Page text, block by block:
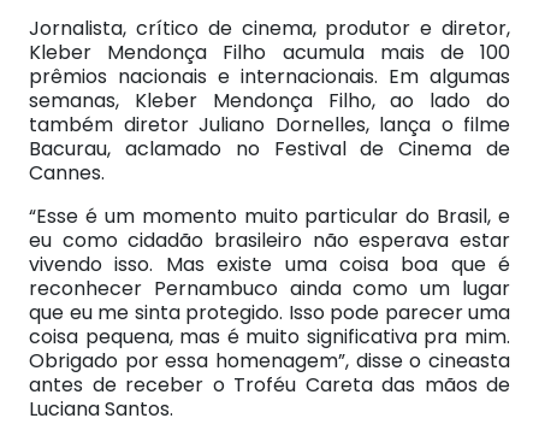
Jornalista, crítico de cinema, produtor e diretor,
Kleber Mendonça Filho acumula mais de 100
prêmios nacionais e internacionais. Em algumas
semanas, Kleber Mendonça Filho, ao lado do
também diretor Juliano Dornelles, lança o filme
Bacurau, aclamado no Festival de Cinema de
Cannes.
“Esse é um momento muito particular do Brasil, e
eu como cidadão brasileiro não esperava estar
vivendo isso. Mas existe uma coisa boa que é
reconhecer Pernambuco ainda como um lugar
que eu me sinta protegido. Isso pode parecer uma
coisa pequena, mas é muito significativa pra mim.
Obrigado por essa homenagem”, disse o cineasta
antes de receber o Troféu Careta das mãos de
Luciana Santos.